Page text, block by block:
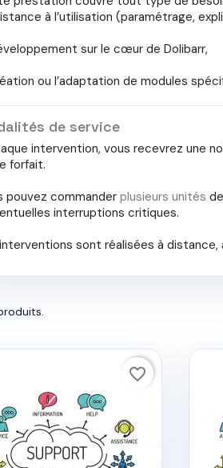
à l’utilisation (paramétrage,
sur le cœur de Dolibarr,
ou l’adaptation de modules
de service
intervention, vous recevrez une
forfait.
pouvez commander plusieurs unités
interruptions critiques.
sont réalisées à
favorite_border